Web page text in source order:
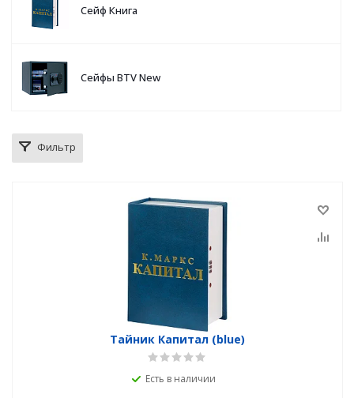
Сейф Книга
Сейфы BTV New
Фильтр
Тайник Капитал (blue)
Есть в наличии